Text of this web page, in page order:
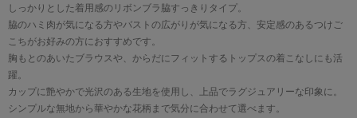
しっかりとした着用感のリボンブラ脇すっきりタイプ。
脇のハミ肉が気になる方やバストの広がりが気になる方、安定感のあるつけご
こちがお好みの方におすすめです。
胸もとのあいたブラウスや、からだにフィットするトップスの着こなしにも活
躍。
カップに艶やかで光沢のある生地を使用し、上品でラグジュアリーな印象に。
シンプルな無地から華やかな花柄まで気分に合わせて選べます。